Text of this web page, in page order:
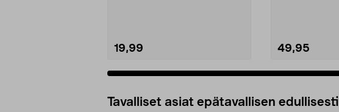
19,99 49,95
Tavalliset asiat epätavallisen edullisesti